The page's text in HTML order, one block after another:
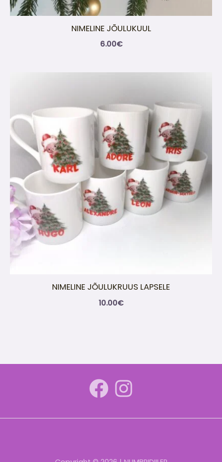
NIMELINE JÕULUKUUL
6.00€
NIMELINE JÕULUKRUUS LAPSELE
10.00€